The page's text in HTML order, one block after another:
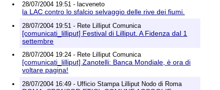
28/07/2004 19:51 - lacveneto
la LAC contro lo sfalcio selvaggio delle rive dei fiumi.
28/07/2004 19:51 - Rete Lilliput Comunica
[comunicati_lilliput] Festival di Lilliput. A Fidenza dal 1
settembre
28/07/2004 19:24 - Rete Lilliput Comunica
[comunicati_lilliput] Zanotelli: Banca Mondiale, è ora di
voltare pagina!
28/07/2004 16:49 - Ufficio Stampa Lilliput Nodo di Roma